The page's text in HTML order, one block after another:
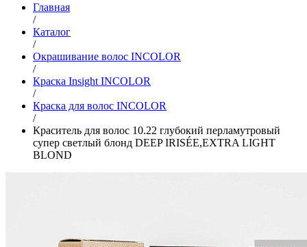
Главная
/
Каталог
/
Окрашивание волос INCOLOR
/
Краска Insight INCOLOR
/
Краска для волос INCOLOR
/
Краситель для волос 10.22 глубокий перламутровый
супер светлый блонд DEEP IRISÉE,EXTRA LIGHT
BLOND